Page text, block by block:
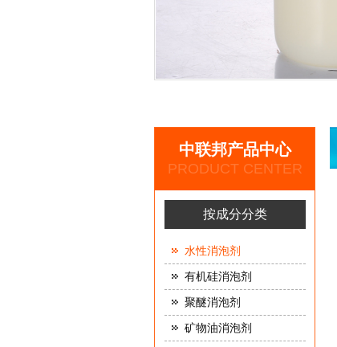
中联邦产品中心
PRODUCT CENTER
按成分分类
水性消泡剂
有机硅消泡剂
聚醚消泡剂
矿物油消泡剂